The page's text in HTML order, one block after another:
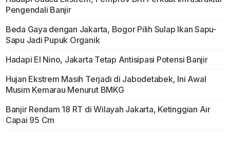
Pengendali Banjir
Beda Gaya dengan Jakarta, Bogor Pilih Sulap Ikan Sapu-
Sapu Jadi Pupuk Organik
Hadapi El Nino, Jakarta Tetap Antisipasi Potensi Banjir
Hujan Ekstrem Masih Terjadi di Jabodetabek, Ini Awal
Musim Kemarau Menurut BMKG
Banjir Rendam 18 RT di Wilayah Jakarta, Ketinggian Air
Capai 95 Cm